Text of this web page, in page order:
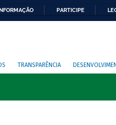
PARTICIPE
TRANSPARÊNCIA